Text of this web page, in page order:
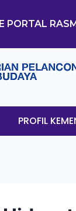
PORTAL
PROFIL